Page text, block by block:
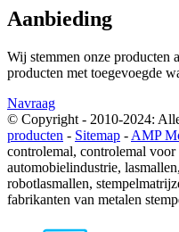
Aanbieding
Wij stemmen onze producten
producten met toegevoegde
Navraag
© Copyright - 2010-2024:
producten - Sitemap - AMP
controlemal, controlemal
automobielindustrie,
robotlasmallen,
fabrikanten van metalen